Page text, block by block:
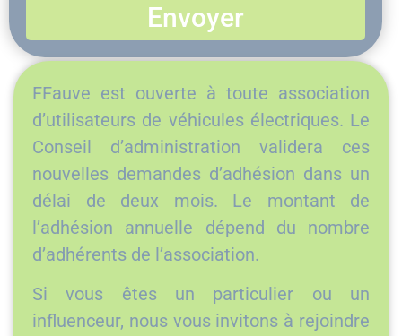
Envoyer
FFauve est ouverte à toute association
d’utilisateurs de véhicules électriques. Le
Conseil d’administration validera ces
nouvelles demandes d’adhésion dans un
délai de deux mois. Le montant de
l’adhésion annuelle dépend du nombre
d’adhérents de l’association.
Si vous êtes un particulier ou un
influenceur, nous vous invitons à rejoindre